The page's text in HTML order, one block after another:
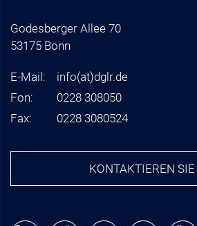
Godesberger Allee 70
53175 Bonn
E-Mail: info(at)dglr.de
Fon:
0228 308050
Fax:
0228 3080524
KONTAKTIEREN